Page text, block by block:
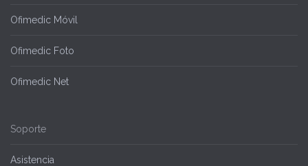
Ofimedic Móvil
Ofimedic Foto
Ofimedic Net
Soporte
Asistencia